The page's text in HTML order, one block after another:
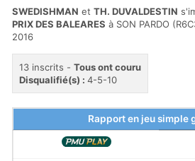
SWEDISHMAN et TH. DUVALDESTIN
PRIX DES BALEARES à SON PARDO
2016
13 inscrits - Tous ont couru
Disqualifié(s) : 4-5-10
Rapport en jeu simple